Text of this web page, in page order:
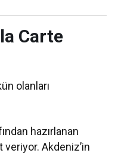
Carte
olanları
hazırlanan
veriyor. Akdeniz’in